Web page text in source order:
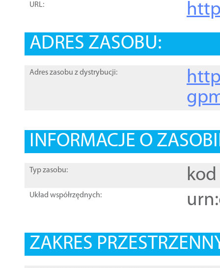
URL:
ADRES ZASOBU:
Adres zasobu z dystrybucji:
INFORMACJE O
Typ zasobu: kod
Układ współrzędnych:
ZAKRES